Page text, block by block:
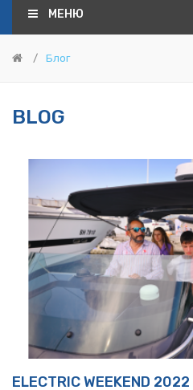
МЕНЮ
Блог
BLOG
ELECTRIC WEEKEND 2022